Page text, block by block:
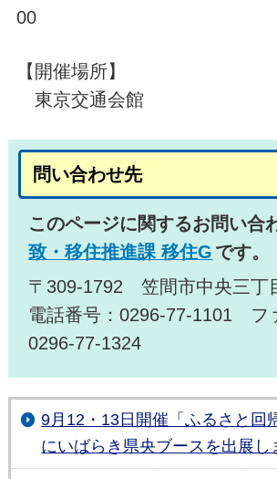
00
【開催場所】
東京交通会館
問い合わせ先
このページに関するお問い合
致・移住推進課 移住G です。
〒309-1792 笠間市中央三丁
電話番号：0296-77-1101 フ
0296-77-1324
9月12・13日開催「ふるさと回
にいばらき県央ブースを出展し